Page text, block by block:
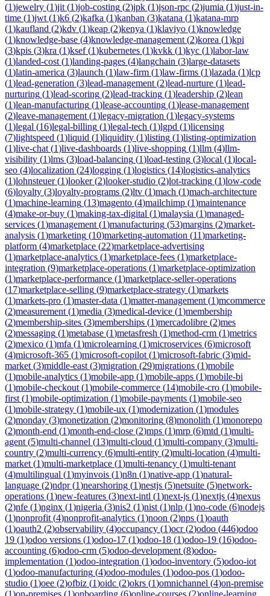
(1)jewelry (1)jit (1)job-costing (2)jpk (1)json-rpc (2)jumia (1)just-in-
time (1)jwt (1)k6 (2)kafka (1)kanban (3)katana (1)katana-mrp
(1)kaufland (2)kdv (1)keap (2)kenya (1)klaviyo (1)knowledge
(1)knowledge-base (4)knowledge-management (2)korea (1)kpi
(3)kpis (3)kra (1)ksef(1)kubernetes (1)kvkk (1)kyc (1)labor-law
(1)landed-cost (1)landing-pages (4)langchain (3)large-datasets
(1)latin-america (3)launch (1)law-firm (1)law-firms (1)lazada (1)lcp
(1)lead-generation (3)lead-management (2)lead-nurture (1)lead-
nurturing (1)lead-scoring (2)lead-tracking (1)leadership (2)lean
(1)lean-manufacturing (1)lease-accounting (1)lease-management
(2)leave-management (1)legacy-migration (1)legacy-systems
(1)legal (16)legal-billing (1)legal-tech (1)lgpd (1)licensing
(7)lightspeed (1)liquid (1)liquidity (1)listing (1)listing-optimization
(1)live-chat (1)live-dashboards (1)live-shopping (1)llm (4)llm-
visibility (1)lms (3)load-balancing (1)load-testing (3)local (1)local-
seo (4)localization (24)logging (1)logistics (14)logistics-analytics
(1)lohnsteuer(1)looker(2)looker-studio (2)lot-tracking (1)low-code
(6)loyalty (3)loyalty-programs (2)ltv (1)mach (1)mach-architecture
(1)machine-learning (13)magento (4)mailchimp (1)maintenance
(4)make-or-buy (1)making-tax-digital (1)malaysia (1)managed-
services (1)management (1)manufacturing (53)margins (2)market-
analysis (1)marketing (10)marketing-automation (11)marketing-
platform (4)marketplace (22)marketplace-advertising
(1)marketplace-analytics (1)marketplace-fees (1)marketplace-
integration (9)marketplace-operations (1)marketplace-optimization
(1)marketplace-performance (1)marketplace-seller-operations
(17)marketplace-selling (9)marketplace-strategy (1)markets
(1)markets-pro (1)master-data (1)matter-management (1)mcommerce
(2)measurement (1)media (3)medical-device (1)membership
(2)membership-sites (3)memberships (1)mercadolibre (2)mes
(2)messaging (1)metabase (1)metasfresh (1)method-crm (1)metrics
(2)mexico (1)mfa (1)microlearning (1)microservices (6)microsoft
(4)microsoft-365 (1)microsoft-copilot (1)microsoft-fabric (3)mid-
market (3)middle-east (3)migration (29)migrations (1)mobile
(1)mobile-analytics (1)mobile-app (1)mobile-apps (1)mobile-bi
(1)mobile-checkout (1)mobile-commerce (14)mobile-cro (1)mobile-
first (1)mobile-optimization (1)mobile-payments (1)mobile-seo
(1)mobile-strategy (1)mobile-ux (1)modernization (1)modules
(2)monday (3)monetization (2)monitoring (8)monolith (1)monorepo
(2)month-end (1)month-end-close (2)mps (1)mrp (6)mtd (1)multi-
agent (5)multi-channel (13)multi-cloud (1)multi-company (3)multi-
country (2)multi-currency (6)multi-entity (2)multi-location (4)multi-
market (1)multi-marketplace (1)multi-tenancy (1)multi-tenant
(4)multilingual (1)myinvois (1)n8n (1)native-app (1)natural-
language (2)ndpr(1)nearshoring (1)nestjs (5)netsuite (5)network-
operations (1)new-features (3)next-intl (1)next-js (1)nextjs (4)nexus
(2)nfe (1)nginx (1)nigeria (3)nis2 (1)nist (1)nlp (1)no-code (6)nodejs
(1)nonprofit (4)nonprofit-analytics (1)noon (2)nps (1)oauth
(1)oauth2 (2)observability (4)occupancy (1)ocr(2)odoo (446)odoo
19 (1)odoo versions (1)odoo-17 (1)odoo-18 (1)odoo-19 (16)odoo-
accounting (6)odoo-crm (5)odoo-development (8)odoo-
implementation (1)odoo-integration (1)odoo-inventory (5)odoo-iot
(1)odoo-manufacturing (4)odoo-modules (1)odoo-pos (1)odoo-
studio (1)oee (2)ofbiz (1)oidc (2)okrs (1)omnichannel (4)on-premise
(1)on-premises (1)onboarding (6)online-courses (2)online-learning